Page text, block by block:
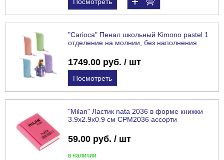
Посмотреть
"Carioca" Пенал школьный Kimono pastel 1
отделение на молнии, без наполнения
1749.00 руб. / шт
Посмотреть
"Milan" Ластик nata 2036 в форме книжки
3.9х2.9х0.9 см CPM2036 ассорти
59.00 руб. / шт
в наличии